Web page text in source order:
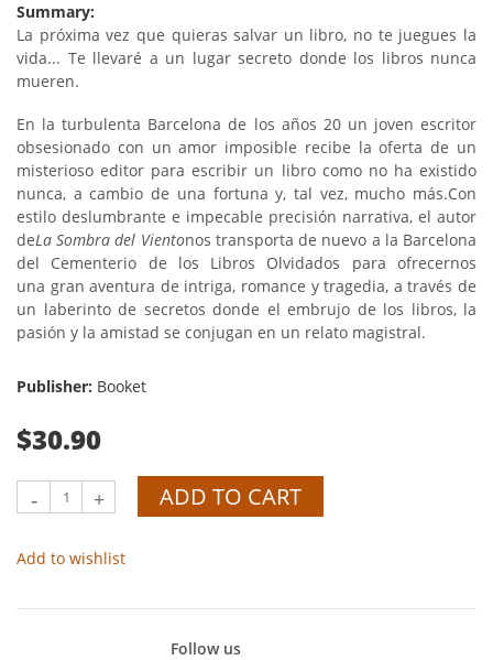
Summary:
La próxima vez que quieras salvar un libro, no te juegues la
vida... Te llevaré a un lugar secreto donde los libros nunca
mueren.
En la turbulenta Barcelona de los años 20 un joven escritor
obsesionado con un amor imposible recibe la oferta de un
misterioso editor para escribir un libro como no ha existido
nunca, a cambio de una fortuna y, tal vez, mucho más.Con
estilo deslumbrante e impecable precisión narrativa, el autor
deLa Sombra del Vientonos transporta de nuevo a la Barcelona
del Cementerio de los Libros Olvidados para ofrecernos
una gran aventura de intriga, romance y tragedia, a través de
un laberinto de secretos donde el embrujo de los libros, la
pasión y la amistad se conjugan en un relato magistral.
Publisher: Booket
$30.90
- + ADD TO CART
Add to wishlist
Follow us